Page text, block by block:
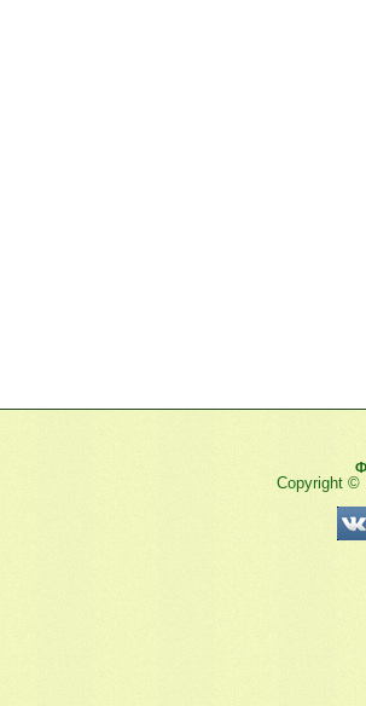
Copyright ©